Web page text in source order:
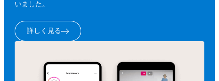
いました。
詳しく見る